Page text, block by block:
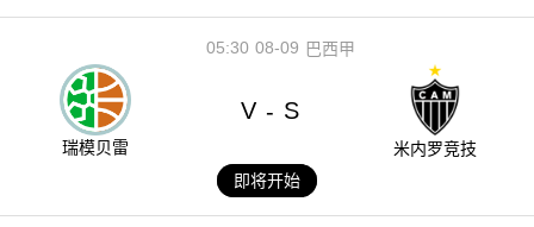
08-09
05:30 巴西甲
瑞模贝雷
V - S
米内罗竞技
即将开始